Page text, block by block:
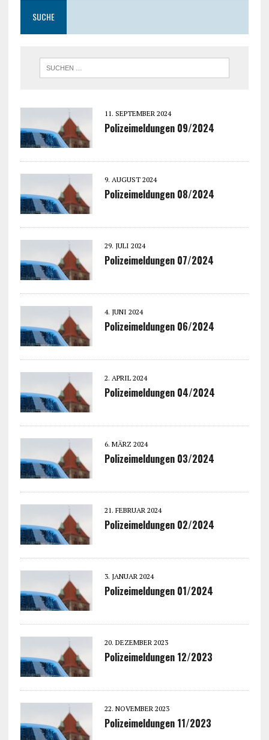
SUCHE
11. SEPTEMBER 2024
Polizeimeldungen 09/2024
9. AUGUST 2024
Polizeimeldungen 08/2024
29. JULI 2024
Polizeimeldungen 07/2024
4. JUNI 2024
Polizeimeldungen 06/2024
2. APRIL 2024
Polizeimeldungen 04/2024
6. MÄRZ 2024
Polizeimeldungen 03/2024
21. FEBRUAR 2024
Polizeimeldungen 02/2024
3. JANUAR 2024
Polizeimeldungen 01/2024
20. DEZEMBER 2023
Polizeimeldungen 12/2023
22. NOVEMBER 2023
Polizeimeldungen 11/2023